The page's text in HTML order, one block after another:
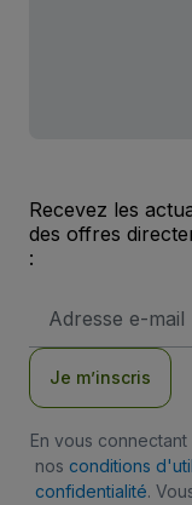
Recevez les
des offres
:
e-
Je m’inscris
En vous
nos conditions
confidentialité.